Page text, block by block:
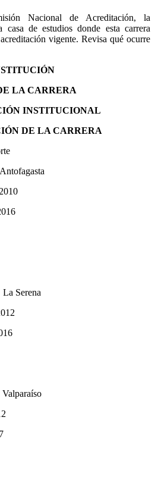
Nacional de Acreditación, la
de estudios donde esta carrera
vigente. Revisa qué ocurre
LA CARRERA
INSTITUCIONAL
DE LA CARRERA
Antofagasta
La Serena
Valparaíso